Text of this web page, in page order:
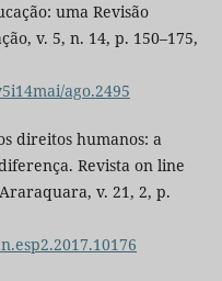
uma Revisão
v. 5, n. 14, p. 150–175,
ago.2495
direitos humanos: a
Revista on line
v. 21, 2, p.